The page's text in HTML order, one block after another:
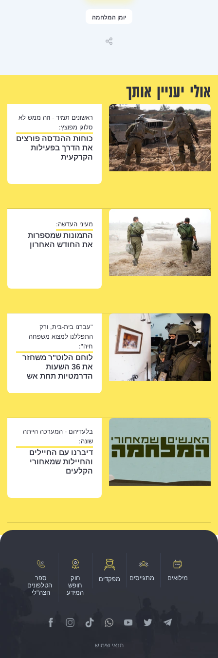
יומן המלחמה
אולי יעניין אותך
ראשונים תמיד - וזה ממש לא
סלוגן מפוצץ:
כוחות ההנדסה פורצים
את הדרך בפעילות
הקרקעית
מעיני העדשה:
התמונות שמספרות
את החודש האחרון
"עברנו בית-בית, ורק
התפללנו למצוא משפחה
חיה":
לוחם הלוט"ר משחזר
את 36 השעות
הדרמטיות תחת אש
בלעדיהם - המערכה הייתה
שונה:
דיברנו עם החיילים
והחיילות שמאחורי
הקלעים
מילואים מתגייסים מפקדים
חוק
חופש
המידע
ספר
הטלפונים
הצה"לי
תנאי שימוש